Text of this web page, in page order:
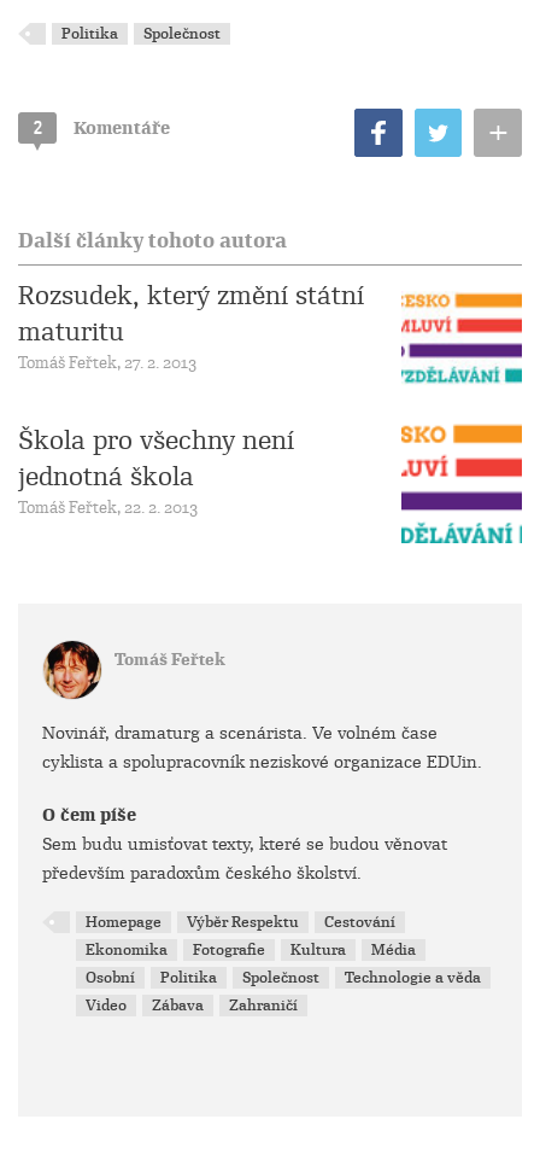
Politika Společnost
2 Komentáře +
Další články tohoto autora
Rozsudek, který změní státní
maturitu
Tomáš Feřtek, 27. 2. 2013
Škola pro všechny není
jednotná škola
Tomáš Feřtek, 22. 2. 2013
Tomáš Feřtek
Novinář, dramaturg a scenárista. Ve volném čase
cyklista a spolupracovník neziskové organizace EDUin.
O čem píše
Sem budu umisťovat texty, které se budou věnovat
především paradoxům českého školství.
Homepage Výběr Respektu
Cestování
Ekonomika
Fotografie Kultura
Média
Osobní
Politika Společnost
Technologie a věda
Video
Zábava Zahraničí